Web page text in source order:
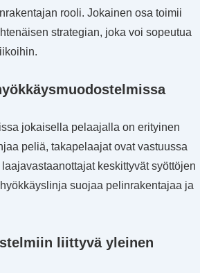
rooli. Jokainen osa toimii
strategian, joka voi sopeutua
jokaisella pelaajalla on erityinen
peliä, takapelaajat ovat vastuussa
keskittyvät syöttöjen
suojaa pelinrakentajaa ja
liittyvä yleinen